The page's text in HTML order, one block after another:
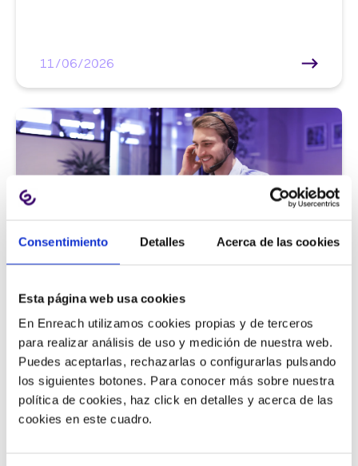
Consentimiento Detalles Acerca de las cookies
Esta página web usa cookies
En Enreach utilizamos cookies propias y de terceros
para realizar análisis de uso y medición de nuestra web.
Puedes aceptarlas, rechazarlas o configurarlas pulsando
los siguientes botones. Para conocer más sobre nuestra
política de cookies, haz click en detalles y acerca de las
cookies en este cuadro.
11/06/2026
9 métricas de call center para medir
la satisfacción del cliente
11/06/2026